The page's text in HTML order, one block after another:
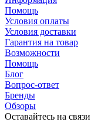
Помощь
Условия оплаты
Условия доставки
Гарантия на товар
Возможности
Помощь
Блог
Вопрос-ответ
Бренды
Обзоры
Оставайтесь на связи